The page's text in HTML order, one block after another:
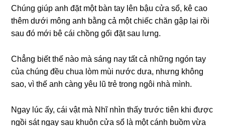
Chúng giúp anh đặt một bàn tay lên bậu cửa sổ, kê cao
thêm dưới mông anh bằng cả một chiếc chăn gập lại rồi
sau đó mới bê cái chồng gối đặt sau lưng.
Chẳng biết thế nào mà sáng nay tất cả những ngón tay
của chúng đều chua lòm mùi nước dưa, nhưng không
sao, vì thế anh càng yêu lũ trẻ trong ngôi nhà mình.
Ngay lúc ấy, cái vật mà Nhĩ nhìn thấy trước tiên khi được
ngồi sát ngay sau khuôn cửa sổ là một cánh buồm vừa